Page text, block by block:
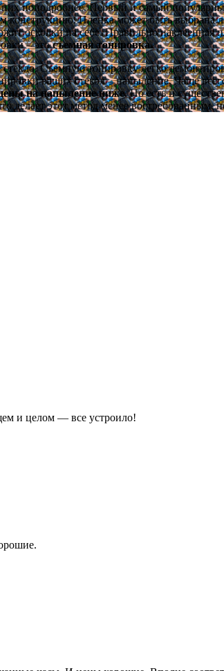
поподробнее. Первый и самый
конструкцию. Пленка может быть выбрана
осколки на себе. Правильно наклеенная
– этосъемная тонировка.
Съемную тонировку легко
ваших стекол – напыление. Чаще
на напыление ниже. Но есть и
делает этот метод менее востребованным,
и целом — все устроило!